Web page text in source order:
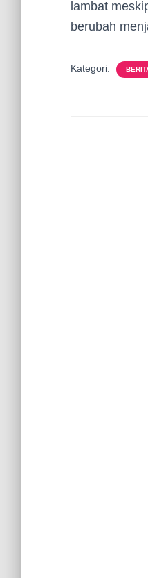
lambat
berubah
Kategori: